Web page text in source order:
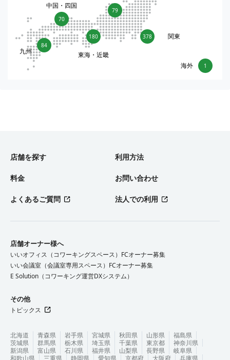
378 関東
79
180
東海・近畿
70
中国・四国
84
九州
1
海外
店舗を探す 利用方法
料金 お問い合わせ
よくあるご質問 法人での利用
店舗オーナー様へ
いいオフィス（コワーキングスペース）FCオーナー募集
いい会議室（会議室専用スペース）FCオーナー募集
E Solution（コワーキング運営DXシステム）
その他
トピックス
北海道 青森県 岩手県 宮城県 秋田県 山形県
福島県
茨城県
群馬県 栃木県 埼玉県 千葉県 東京都
神奈川県
新潟県
富山県 石川県 福井県 山梨県 長野県
岐阜県
和歌山県
三重県 静岡県 愛知県 京都府 大阪府
兵庫県